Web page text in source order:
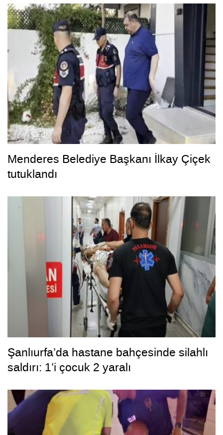
Menderes Belediye Başkanı İlkay Çiçek
tutuklandı
Şanlıurfa’da hastane bahçesinde silahlı
saldırı: 1’i çocuk 2 yaralı